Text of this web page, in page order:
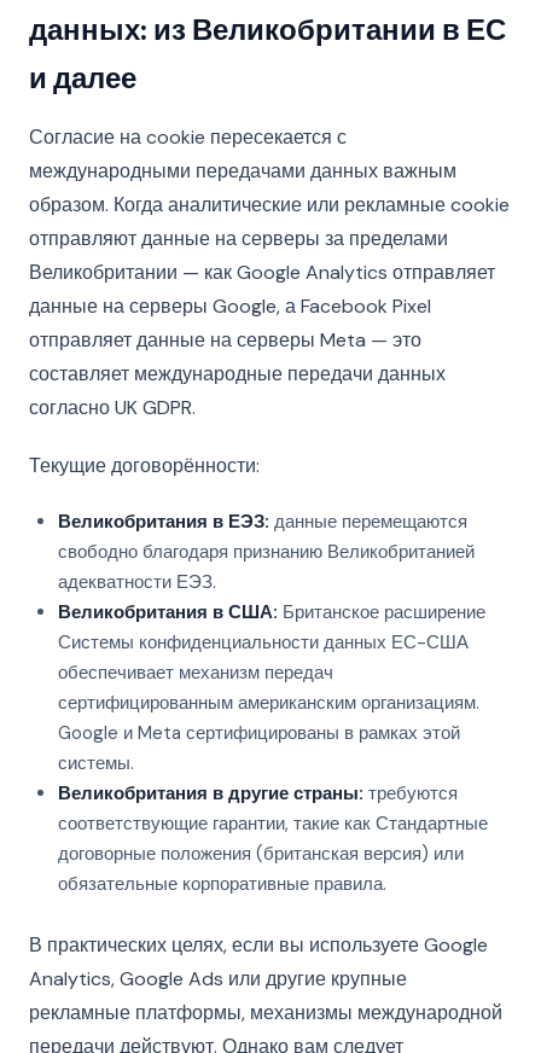
данных: из Великобритании в ЕС
и далее
Согласие на cookie пересекается с
международными передачами данных важным
образом. Когда аналитические или рекламные cookie
отправляют данные на серверы за пределами
Великобритании — как Google Analytics отправляет
данные на серверы Google, а Facebook Pixel
отправляет данные на серверы Meta — это
составляет международные передачи данных
согласно UK GDPR.
Текущие договорённости:
Великобритания в ЕЭЗ: данные перемещаются
свободно благодаря признанию Великобританией
адекватности ЕЭЗ.
Великобритания в США: Британское расширение
Системы конфиденциальности данных ЕС-США
обеспечивает механизм передач
сертифицированным американским организациям.
Google и Meta сертифицированы в рамках этой
системы.
Великобритания в другие страны: требуются
соответствующие гарантии, такие как Стандартные
договорные положения (британская версия) или
обязательные корпоративные правила.
В практических целях, если вы используете Google
Analytics, Google Ads или другие крупные
рекламные платформы, механизмы международной
передачи действуют. Однако вам следует